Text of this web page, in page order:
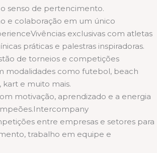
senso de pertencimento.
e colaboração em um único
exclusivas com atletas
práticas e palestras inspiradoras.
de torneios e competições
modalidades como futebol, beach
kart e muito mais.
motivação, aprendizado e a energia
entre empresas e setores para
trabalho em equipe e